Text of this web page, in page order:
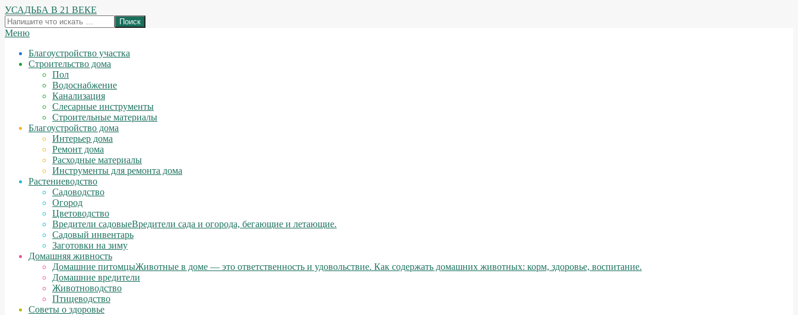
Перейти
к
содержимому
УСАДЬБА В 21 ВЕКЕ
Поиск
Вторичное
навигации
Меню
Благоустройство участка
Строительство дома
Пол
Водоснабжение
Канализация
Слесарные инструменты
Строительные материалы
Благоустройство дома
Интерьер дома
Ремонт дома
Расходные материалы
Инструменты для ремонта дома
Растениеводство
Садоводство
Огород
Цветоводство
Вредители садовыеВредители сада и огорода, бегающие и летающие.
Садовый инвентарь
Заготовки на зиму
Домашняя живность
Домашние питомцыЖивотные в доме — это ответственность и удовольствие. Как содержать домашних животных: корм, здоровье, воспитание.
Домашние вредители
Животноводство
Птицеводство
Советы о здоровье